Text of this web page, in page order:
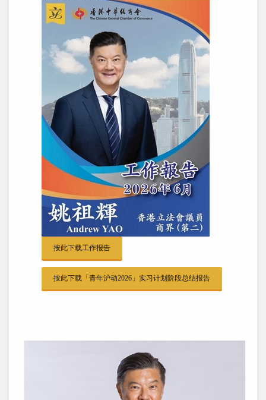
按此下载工作报告
按此下载「青年沪动2026」实习计划阶段总结报告